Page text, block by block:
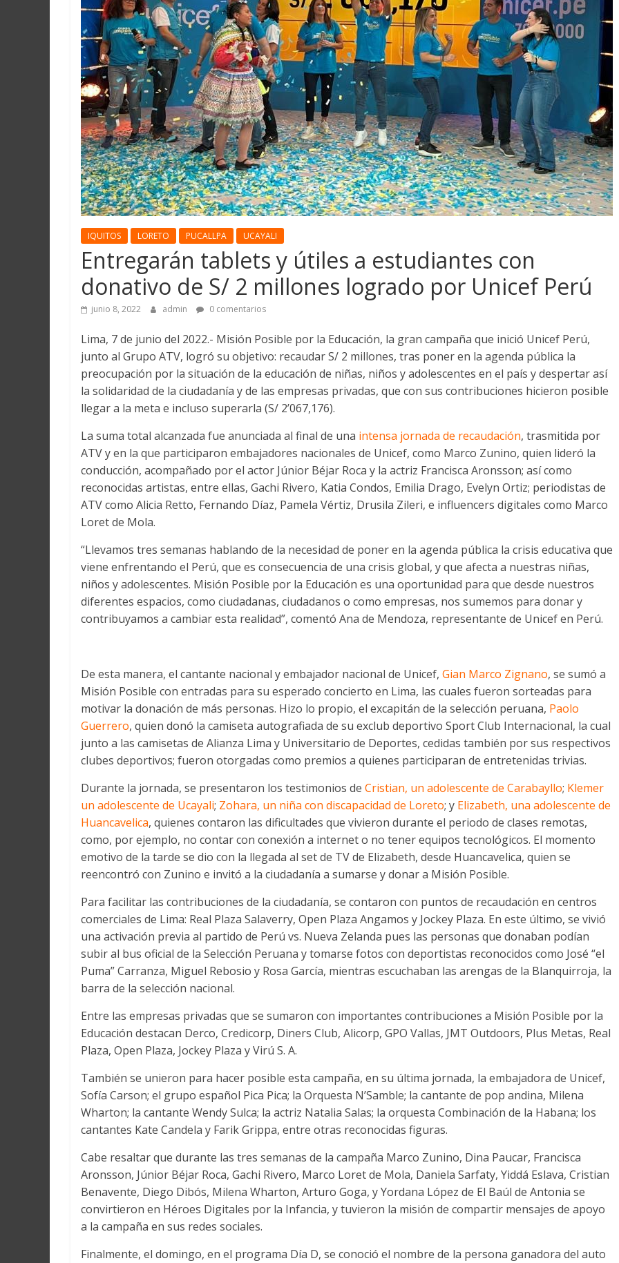
Martín
Loreto
IQUITOS LORETO PUCALLPA UCAYALI
Entregarán tablets y útiles a estudiantes con
donativo de S/ 2 millones logrado por Unicef Perú
junio 8, 2022 admin 0 comentarios
Lima, 7 de junio del 2022.- Misión Posible por la Educación, la gran campaña que inició Unicef Perú,
junto al Grupo ATV, logró su objetivo: recaudar S/ 2 millones, tras poner en la agenda pública la
preocupación por la situación de la educación de niñas, niños y adolescentes en el país y despertar así
la solidaridad de la ciudadanía y de las empresas privadas, que con sus contribuciones hicieron posible
llegar a la meta e incluso superarla (S/ 2’067,176).
La suma total alcanzada fue anunciada al final de una intensa jornada de recaudación, trasmitida por
ATV y en la que participaron embajadores nacionales de Unicef, como Marco Zunino, quien lideró la
conducción, acompañado por el actor Júnior Béjar Roca y la actriz Francisca Aronsson; así como
reconocidas artistas, entre ellas, Gachi Rivero, Katia Condos, Emilia Drago, Evelyn Ortiz; periodistas de
ATV como Alicia Retto, Fernando Díaz, Pamela Vértiz, Drusila Zileri, e influencers digitales como Marco
Loret de Mola.
“Llevamos tres semanas hablando de la necesidad de poner en la agenda pública la crisis educativa que
viene enfrentando el Perú, que es consecuencia de una crisis global, y que afecta a nuestras niñas,
niños y adolescentes. Misión Posible por la Educación es una oportunidad para que desde nuestros
diferentes espacios, como ciudadanas, ciudadanos o como empresas, nos sumemos para donar y
contribuyamos a cambiar esta realidad”, comentó Ana de Mendoza, representante de Unicef en Perú.
De esta manera, el cantante nacional y embajador nacional de Unicef, Gian Marco Zignano, se sumó a
Misión Posible con entradas para su esperado concierto en Lima, las cuales fueron sorteadas para
motivar la donación de más personas. Hizo lo propio, el excapitán de la selección peruana, Paolo
Guerrero, quien donó la camiseta autografiada de su exclub deportivo Sport Club Internacional, la cual
junto a las camisetas de Alianza Lima y Universitario de Deportes, cedidas también por sus respectivos
clubes deportivos; fueron otorgadas como premios a quienes participaran de entretenidas trivias.
Durante la jornada, se presentaron los testimonios de Cristian, un adolescente de Carabayllo; Klemer
un adolescente de Ucayali; Zohara, un niña con discapacidad de Loreto; y Elizabeth, una adolescente de
Huancavelica, quienes contaron las dificultades que vivieron durante el periodo de clases remotas,
como, por ejemplo, no contar con conexión a internet o no tener equipos tecnológicos. El momento
emotivo de la tarde se dio con la llegada al set de TV de Elizabeth, desde Huancavelica, quien se
reencontró con Zunino e invitó a la ciudadanía a sumarse y donar a Misión Posible.
Para facilitar las contribuciones de la ciudadanía, se contaron con puntos de recaudación en centros
comerciales de Lima: Real Plaza Salaverry, Open Plaza Angamos y Jockey Plaza. En este último, se vivió
una activación previa al partido de Perú vs. Nueva Zelanda pues las personas que donaban podían
subir al bus oficial de la Selección Peruana y tomarse fotos con deportistas reconocidos como José “el
Puma” Carranza, Miguel Rebosio y Rosa García, mientras escuchaban las arengas de la Blanquirroja, la
barra de la selección nacional.
Entre las empresas privadas que se sumaron con importantes contribuciones a Misión Posible por la
Educación destacan Derco, Credicorp, Diners Club, Alicorp, GPO Vallas, JMT Outdoors, Plus Metas, Real
Plaza, Open Plaza, Jockey Plaza y Virú S. A.
También se unieron para hacer posible esta campaña, en su última jornada, la embajadora de Unicef,
Sofía Carson; el grupo español Pica Pica; la Orquesta N’Samble; la cantante de pop andina, Milena
Wharton; la cantante Wendy Sulca; la actriz Natalia Salas; la orquesta Combinación de la Habana; los
cantantes Kate Candela y Farik Grippa, entre otras reconocidas figuras.
Cabe resaltar que durante las tres semanas de la campaña Marco Zunino, Dina Paucar, Francisca
Aronsson, Júnior Béjar Roca, Gachi Rivero, Marco Loret de Mola, Daniela Sarfaty, Yiddá Eslava, Cristian
Benavente, Diego Dibós, Milena Wharton, Arturo Goga, y Yordana López de El Baúl de Antonia se
convirtieron en Héroes Digitales por la Infancia, y tuvieron la misión de compartir mensajes de apoyo
a la campaña en sus redes sociales.
Finalmente, el domingo, en el programa Día D, se conoció el nombre de la persona ganadora del auto